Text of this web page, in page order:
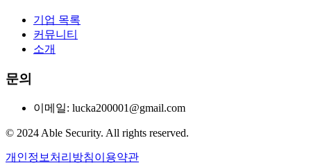
기업 목록
커뮤니티
소개
문의
이메일: lucka200001@gmail.com
© 2024 Able Security. All rights reserved.
개인정보처리방침이용약관